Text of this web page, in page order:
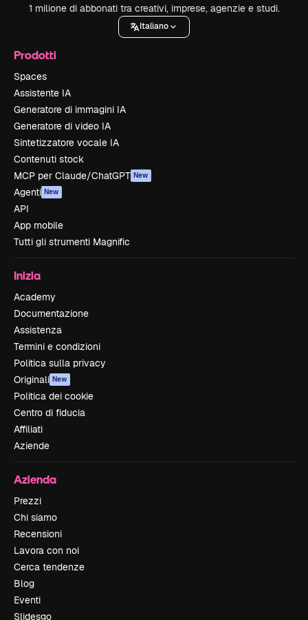
1 milione di abbonati tra creativi, imprese, agenzie e studi.
Italiano
Prodotti
Spaces
Assistente IA
Generatore di immagini IA
Generatore di video IA
Sintetizzatore vocale IA
Contenuti stock
MCP per Claude/ChatGPT New
Agenti New
API
App mobile
Tutti gli strumenti Magnific
Inizia
Academy
Documentazione
Assistenza
Termini e condizioni
Politica sulla privacy
Originali New
Politica dei cookie
Centro di fiducia
Affiliati
Aziende
Azienda
Prezzi
Chi siamo
Recensioni
Lavora con noi
Cerca tendenze
Blog
Eventi
Slidesgo